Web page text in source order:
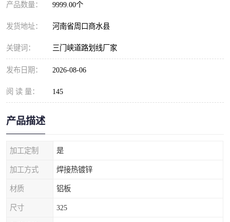
产品数量： 9999.00个
发货地址： 河南省周口商水县
关键词： 三门峡道路划线厂家
发布日期： 2026-08-06
阅 读 量： 145
产品描述
加工定制 是
加工方式 焊接热镀锌
材质 铝板
尺寸 325